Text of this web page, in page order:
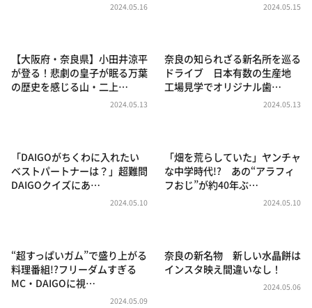
ポツンと一軒家
ザキ山小屋本館
2024.05.16 2024.05.15
【大阪府・奈良県】小田井涼平
が登る！悲劇の皇子が眠る万葉
の歴史を感じる山・二上…
2024.05.13
奈良の知られざる新名所を巡る
ドライブ 日本有数の生産地
工場見学でオリジナル歯…
2024.05.13
「DAIGOがちくわに入れたい
ベストパートナーは？」超難問
DAIGOクイズにあ…
2024.05.10
「畑を荒らしていた」ヤンチャ
な中学時代!? あの“アラフィ
フおじ”が約40年ぶ…
2024.05.10
“超すっぱいガム”で盛り上がる
料理番組!?フリーダムすぎる
MC・DAIGOに視…
2024.05.09
奈良の新名物 新しい水晶餅は
インスタ映え間違いなし！
2024.05.06